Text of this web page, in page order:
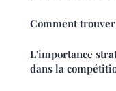
Comment trouver
L'importance
dans la